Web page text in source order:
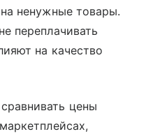
ненужные товары.
переплачивать
на качество
цены